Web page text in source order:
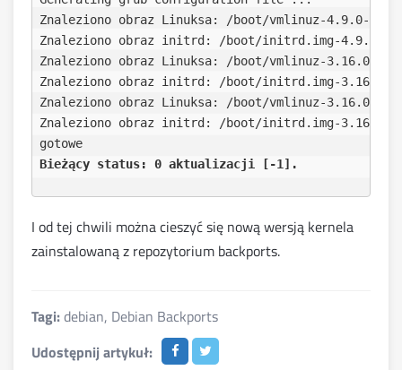
Znaleziono obraz Linuksa: /boot/vmlinuz-4.9.0-
Znaleziono obraz initrd: /boot/initrd.img-4.9.0-
Znaleziono obraz Linuksa: /boot/vmlinuz-3.16.0-5-
Znaleziono obraz initrd: /boot/initrd.img-3.16.0-5-
Znaleziono obraz Linuksa: /boot/vmlinuz-3.16.0-4-
Znaleziono obraz initrd: /boot/initrd.img-3.16.0-4-
Bieżący status: 0 aktualizacji [-1].
I od tej chwili można cieszyć się nową wersją kernela
zainstalowaną z repozytorium backports.
Tagi:debian, Debian Backports
Udostępnij artykuł: